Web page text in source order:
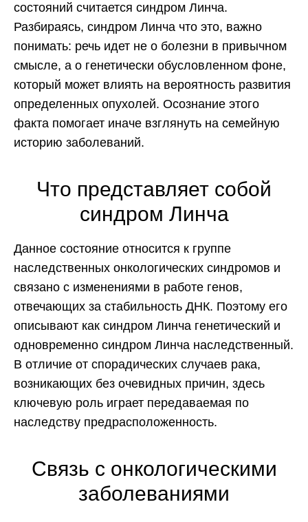
состояний считается синдром Линча.
Разбираясь, синдром Линча что это, важно
понимать: речь идет не о болезни в привычном
смысле, а о генетически обусловленном фоне,
который может влиять на вероятность развития
определенных опухолей. Осознание этого
факта помогает иначе взглянуть на семейную
историю заболеваний.
Что представляет собой
синдром Линча
Данное состояние относится к группе
наследственных онкологических синдромов и
связано с изменениями в работе генов,
отвечающих за стабильность ДНК. Поэтому его
описывают как синдром Линча генетический и
одновременно синдром Линча наследственный.
В отличие от спорадических случаев рака,
возникающих без очевидных причин, здесь
ключевую роль играет передаваемая по
наследству предрасположенность.
Связь с онкологическими
заболеваниями